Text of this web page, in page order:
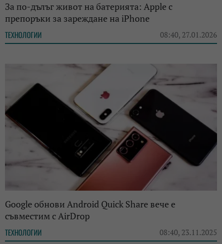
За по-дълъг живот на батерията: Apple с
препоръки за зареждане на iPhone
ТЕХНОЛОГИИ 08:40, 27.01.2026
Google обнови Android Quick Share вече е
съвместим с AirDrop
ТЕХНОЛОГИИ 08:40, 23.11.2025